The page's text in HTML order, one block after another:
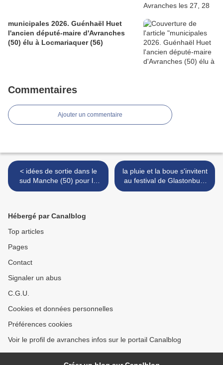
municipales 2026. Guénhaël Huet
l'ancien député-maire d'Avranches
(50) élu à Locmariaquer (56)
Commentaires
Ajouter un commentaire
< idées de sortie dans le
sud Manche (50) pour le
WE des 25, 26 & 27 juin
la pluie et la boue s'invitent
au festival de Glastonbury
2011 >
Hébergé par Canalblog
Top articles
Pages
Contact
Signaler un abus
C.G.U.
Cookies et données personnelles
Préférences cookies
Voir le profil de avranches infos sur le portail Canalblog